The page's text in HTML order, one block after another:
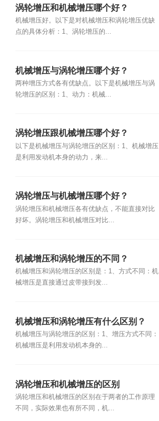
涡轮增压和机械增压哪个好？
机械增压好。以下是对机械增压和涡轮增压优缺
点的具体分析：1、涡轮增压的...
机械增压与涡轮增压哪个好？
两种增压方式各有优缺点。以下是机械增压与涡
轮增压的区别：1、动力：机械...
涡轮增压跟机械增压哪个好？
以下是机械增压与涡轮增压的区别：1、机械增压
是利用发动机本身的动力，来...
涡轮增压与机械增压哪个好？
涡轮增压和机械增压各有优缺点，不能直接对比
好坏。涡轮增压和机械增压对比...
机械增压和涡轮增压的不同？
机械增压和涡轮增压的区别是：1、方式不同：机
械增压是直接通过皮带接到发...
机械增压和涡轮增压有什么区别？
机械增压与涡轮增压的区别：1、增压方式不同：
机械增压是利用发动机本身的...
涡轮增压和机械增压的区别
涡轮增压和机械增压的区别在于两者的工作原理
不同，实际效果也有所不同，机...